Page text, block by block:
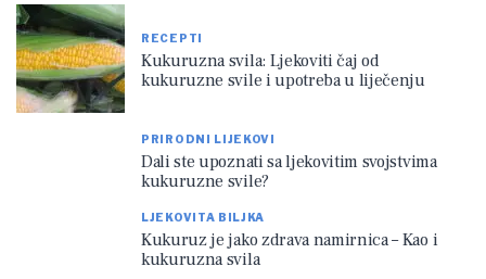
RECEPTI
Kukuruzna svila: Ljekoviti čaj od
kukuruzne svile i upotreba u liječenju
PRIRODNI LIJEKOVI
Dali ste upoznati sa ljekovitim svojstvima
kukuruzne svile?
LJEKOVITA BILJKA
Kukuruz je jako zdrava namirnica – Kao i
kukuruzna svila